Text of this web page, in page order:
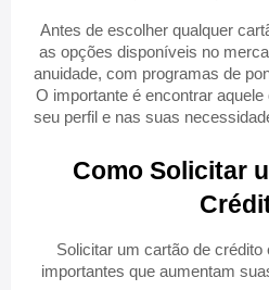
Antes de escolher qualquer
as opções disponíveis no
anuidade, com programas de
O importante é encontrar
seu perfil e nas suas
Como Solicitar
Solicitar um cartão de
importantes que aumentam